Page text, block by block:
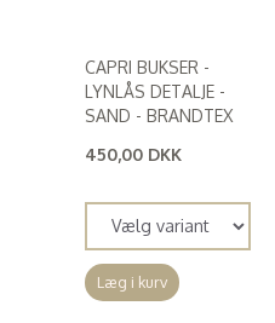
CAPRI BUKSER -
LYNLÅS DETALJE -
SAND - BRANDTEX
450,00 DKK
Læg i kurv